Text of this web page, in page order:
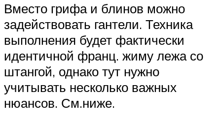
Вместо грифа и блинов можно
задействовать гантели. Техника
выполнения будет фактически
идентичной франц. жиму лежа со
штангой, однако тут нужно
учитывать несколько важных
нюансов. См.ниже.